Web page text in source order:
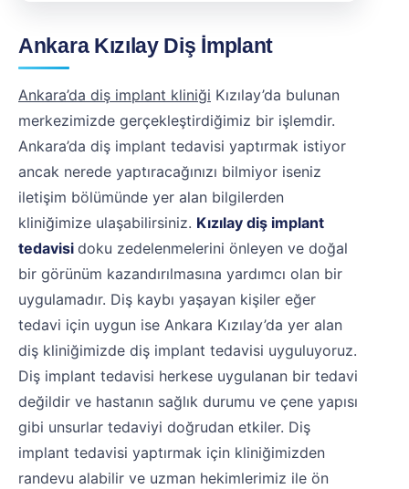
Ankara Kızılay Diş İmplant
Ankara’da diş implant kliniği Kızılay’da bulunan
merkezimizde gerçekleştirdiğimiz bir işlemdir.
Ankara’da diş implant tedavisi yaptırmak istiyor
ancak nerede yaptıracağınızı bilmiyor iseniz
iletişim bölümünde yer alan bilgilerden
kliniğimize ulaşabilirsiniz. Kızılay diş implant
tedavisi doku zedelenmelerini önleyen ve doğal
bir görünüm kazandırılmasına yardımcı olan bir
uygulamadır. Diş kaybı yaşayan kişiler eğer
tedavi için uygun ise Ankara Kızılay’da yer alan
diş kliniğimizde diş implant tedavisi uyguluyoruz.
Diş implant tedavisi herkese uygulanan bir tedavi
değildir ve hastanın sağlık durumu ve çene yapısı
gibi unsurlar tedaviyi doğrudan etkiler. Diş
implant tedavisi yaptırmak için kliniğimizden
randevu alabilir ve uzman hekimlerimiz ile ön